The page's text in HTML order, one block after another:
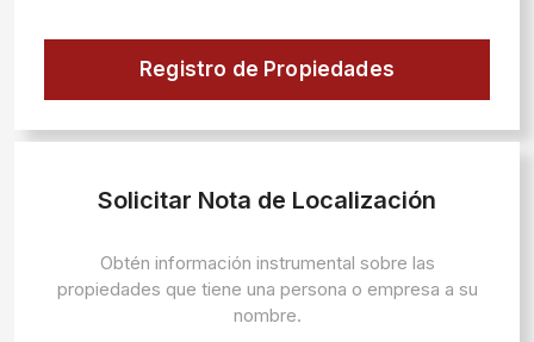
Registro de Propiedades
Solicitar Nota de Localización
Obtén información instrumental sobre las
propiedades que tiene una persona o empresa a su
nombre.